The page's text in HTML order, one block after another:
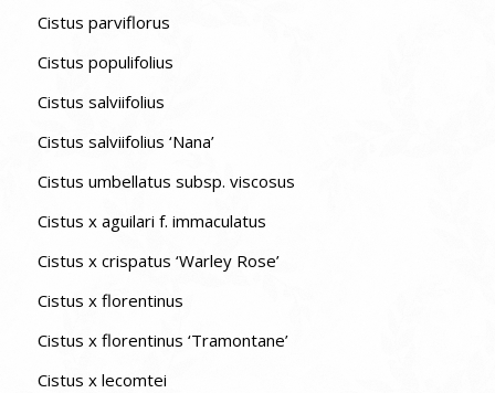
Cistus parviflorus
Cistus populifolius
Cistus salviifolius
Cistus salviifolius ‘Nana’
Cistus umbellatus subsp. viscosus
Cistus x aguilari f. immaculatus
Cistus x crispatus ‘Warley Rose’
Cistus x florentinus
Cistus x florentinus ‘Tramontane’
Cistus x lecomtei